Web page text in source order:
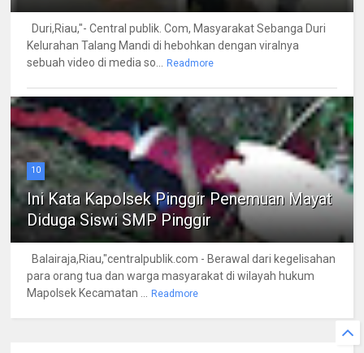
Duri,Riau,"- Central publik. Com, Masyarakat Sebanga Duri
Kelurahan Talang Mandi di hebohkan dengan viralnya
sebuah video di media so...
Readmore
10
Ini Kata Kapolsek Pinggir Penemuan Mayat
Diduga Siswi SMP Pinggir
Balairaja,Riau,"centralpublik.com - Berawal dari kegelisahan
para orang tua dan warga masyarakat di wilayah hukum
Mapolsek Kecamatan ...
Readmore